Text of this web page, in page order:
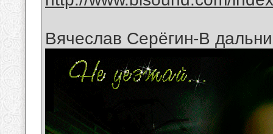
Вячеслав Серёгин-В